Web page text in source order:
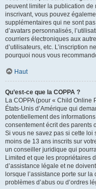
peuvent limiter la publication de
inscrivant, vous pouvez
supplémentaires qui ne sont
d’avatars personnalisés,
courriers électroniques aux
d’utilisateurs, etc. L’inscription
pourquoi nous vous
Haut
Qu’est-ce que la COPPA ?
La COPPA (pour « Child Online
États-Unis d’Amérique qui
potentiellement des
consentement écrit des parents
Si vous ne savez pas si cette loi
moins de 13 ans inscrits sur
un conseiller juridique qui
Limited et que les propriétaires
d’assistance légale et ne
lorsque l’assistance porte sur
problèmes d’abus ou d’ordres